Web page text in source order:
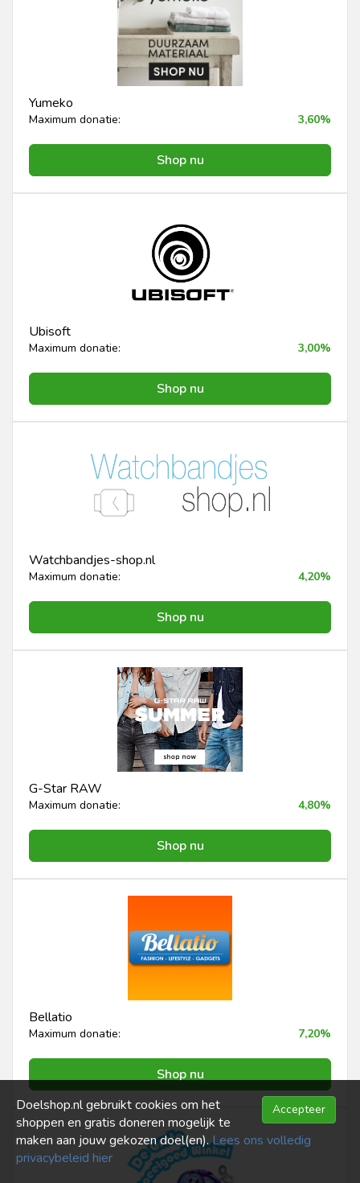
Yumeko
Maximum donatie: 3,60%
Shop nu
Ubisoft
Maximum donatie: 3,00%
Shop nu
Watchbandjes-shop.nl
Maximum donatie: 4,20%
Shop nu
G-Star RAW
Maximum donatie: 4,80%
Shop nu
Bellatio
Maximum donatie: 7,20%
Shop nu
Accepteer
Doelshop.nl gebruikt cookies om het
shoppen en gratis doneren mogelijk te
maken aan jouw gekozen doel(en).Lees ons volledig
privacybeleid hier